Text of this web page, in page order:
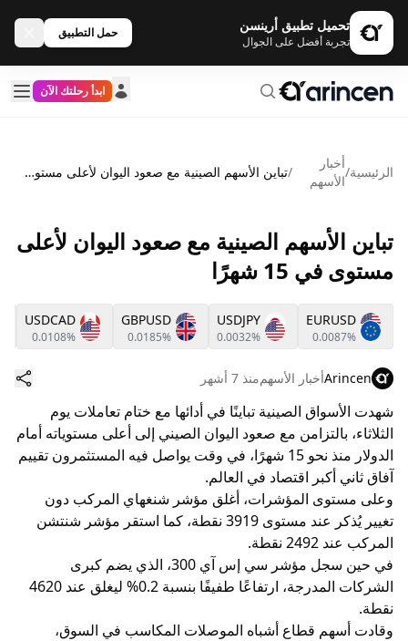
تحميل تطبيق أرينسن
تجربة أفضل على الجوال
حمل التطبيق
ابدأ رحلتك الآن
الرئيسية/
أخبار
الأسهم
/ تباين الأسهم الصينية مع صعود اليوان لأعلى مستوى في 15 شهرًا
تباين الأسهم الصينية مع صعود اليوان لأعلى
مستوى في 15 شهرًا
EURUSD
0.0087%
USDJPY
0.0032%
GBPUSD
0.0185%
USDCAD
0.0108%
Arincenأخبار الأسهممنذ 7 أشهر
شهدت الأسواق الصينية تباينًا في أدائها مع ختام تعاملات يوم
الثلاثاء، بالتزامن مع صعود اليوان الصيني إلى أعلى مستوياته أمام
الدولار منذ نحو 15 شهرًا، في وقت يواصل فيه المستثمرون تقييم
آفاق ثاني أكبر اقتصاد في العالم.
وعلى مستوى المؤشرات، أغلق مؤشر شنغهاي المركب دون
تغيير يُذكر عند مستوى 3919 نقطة، كما استقر مؤشر شنتشن
المركب عند 2492 نقطة.
في حين سجل مؤشر سي إس آي 300، الذي يضم كبرى
الشركات المدرجة، ارتفاعًا طفيفًا بنسبة 0.2% ليغلق عند 4620
نقطة.
وقادت أسهم قطاع أشباه الموصلات المكاسب في السوق،